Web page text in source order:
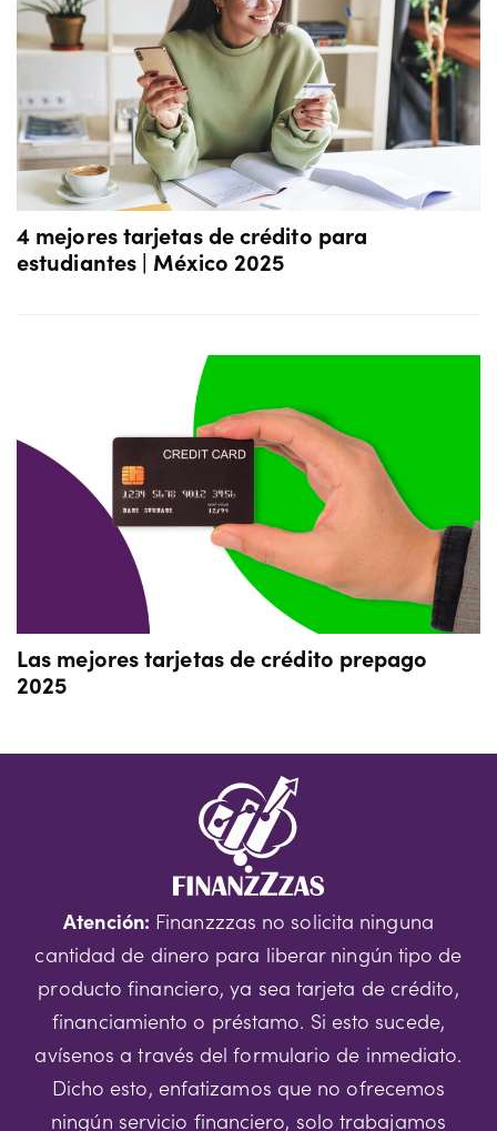
4 mejores tarjetas de crédito para
estudiantes | México 2025
Las mejores tarjetas de crédito prepago
2025
Atención: Finanzzzas no solicita ninguna
cantidad de dinero para liberar ningún tipo de
producto financiero, ya sea tarjeta de crédito,
financiamiento o préstamo. Si esto sucede,
avísenos a través del formulario de inmediato.
Dicho esto, enfatizamos que no ofrecemos
ningún servicio financiero, solo trabajamos